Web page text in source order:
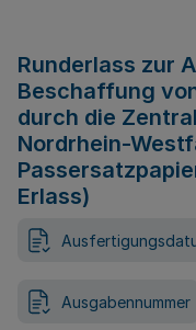
Runderlass zur
Beschaffung
durch die
Nordrhein-
Erlass)
Ausgabennummer